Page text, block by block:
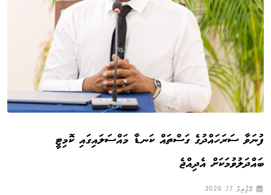
ފުނަވާ ސަރަހައްދުގެ ގަސްތައް ކަނޑާ މައްސަލައިގައި ކޮމިޓީ
ބައްދަލުވުމަކަށް އެދިއްޖެ
އޭޕްރިލް 17, 2026